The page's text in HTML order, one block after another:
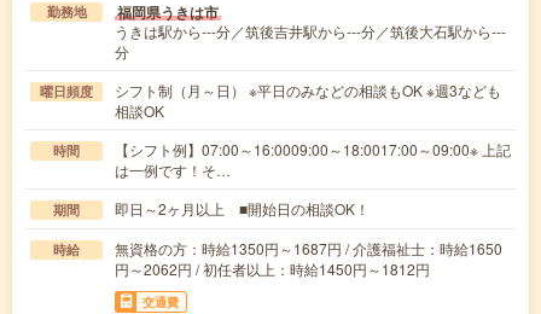
勤務地 福岡県うきは市
うきは駅から---分／筑後吉井駅から---分／筑後大石駅から---
分
曜日頻度
シフト制（月～日） ※平日のみなどの相談もOK ※週3なども
相談OK
時間
【シフト例】07:00～16:0009:00～18:0017:00～09:00※ 上記
は一例です！そ…
期間 即日～2ヶ月以上 ■開始日の相談OK！
時給
無資格の方：時給1350円～1687円 / 介護福祉士：時給1650
円～2062円 / 初任者以上：時給1450円～1812円
交通費